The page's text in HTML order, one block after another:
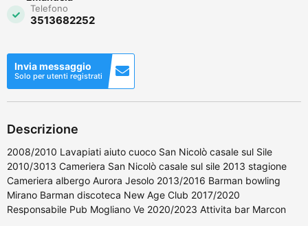
Telefono
3513682252
Invia messaggio
Solo per utenti registrati
Descrizione
2008/2010 Lavapiati aiuto cuoco San Nicolò casale sul Sile
2010/3013 Cameriera San Nicolò casale sul sile 2013 stagione
Cameriera albergo Aurora Jesolo 2013/2016 Barman bowling
Mirano Barman discoteca New Age Club 2017/2020
Responsabile Pub Mogliano Ve 2020/2023 Attivita bar Marcon